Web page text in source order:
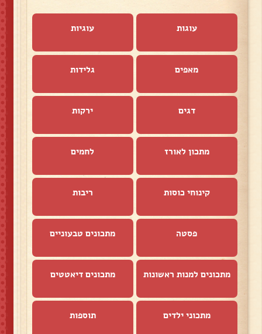
עוגות עוגיות
מאפים גלידות
דגים ירקות
מתכון לאורז לחמים
קינוחי כוסות ריבות
פסטה מתכונים טבעוניים
מתכונים למנות ראשונות מתכונים דיאטטים
מתכוני ילדים תוספות